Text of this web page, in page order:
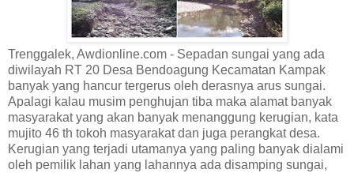
Trenggalek, Awdionline.com - Sepadan sungai yang ada
diwilayah RT 20 Desa Bendoagung Kecamatan Kampak
banyak yang hancur tergerus oleh derasnya arus sungai.
Apalagi kalau musim penghujan tiba maka alamat banyak
masyarakat yang akan banyak menanggung kerugian, kata
mujito 46 th tokoh masyarakat dan juga perangkat desa.
Kerugian yang terjadi utamanya yang paling banyak dialami
oleh pemilik lahan yang lahannya ada disamping sungai,